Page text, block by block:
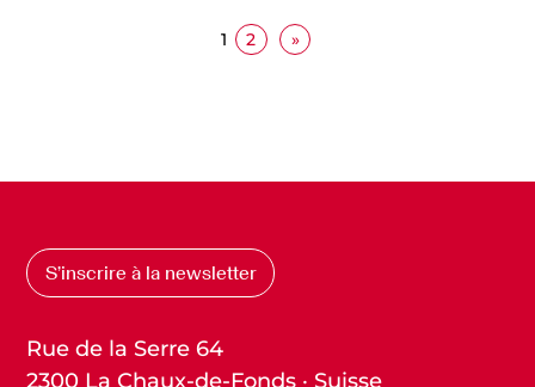
1 2 »
S’inscrire à la newsletter
Rue de la Serre 64
2300 La Chaux-de-Fonds · Suisse